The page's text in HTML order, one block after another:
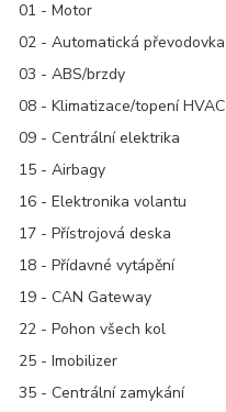
01 - Motor
02 - Automatická převodovka
03 - ABS/brzdy
08 - Klimatizace/topení HVAC
09 - Centrální elektrika
15 - Airbagy
16 - Elektronika volantu
17 - Přístrojová deska
18 - Přídavné vytápění
19 - CAN Gateway
22 - Pohon všech kol
25 - Imobilizer
35 - Centrální zamykání